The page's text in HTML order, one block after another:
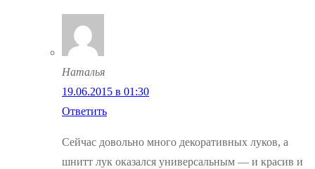
Наталья
19.06.2015 в 01:30
Ответить
Сейчас довольно много декоративных луков, а
шнитт лук оказался универсальным — и красив и